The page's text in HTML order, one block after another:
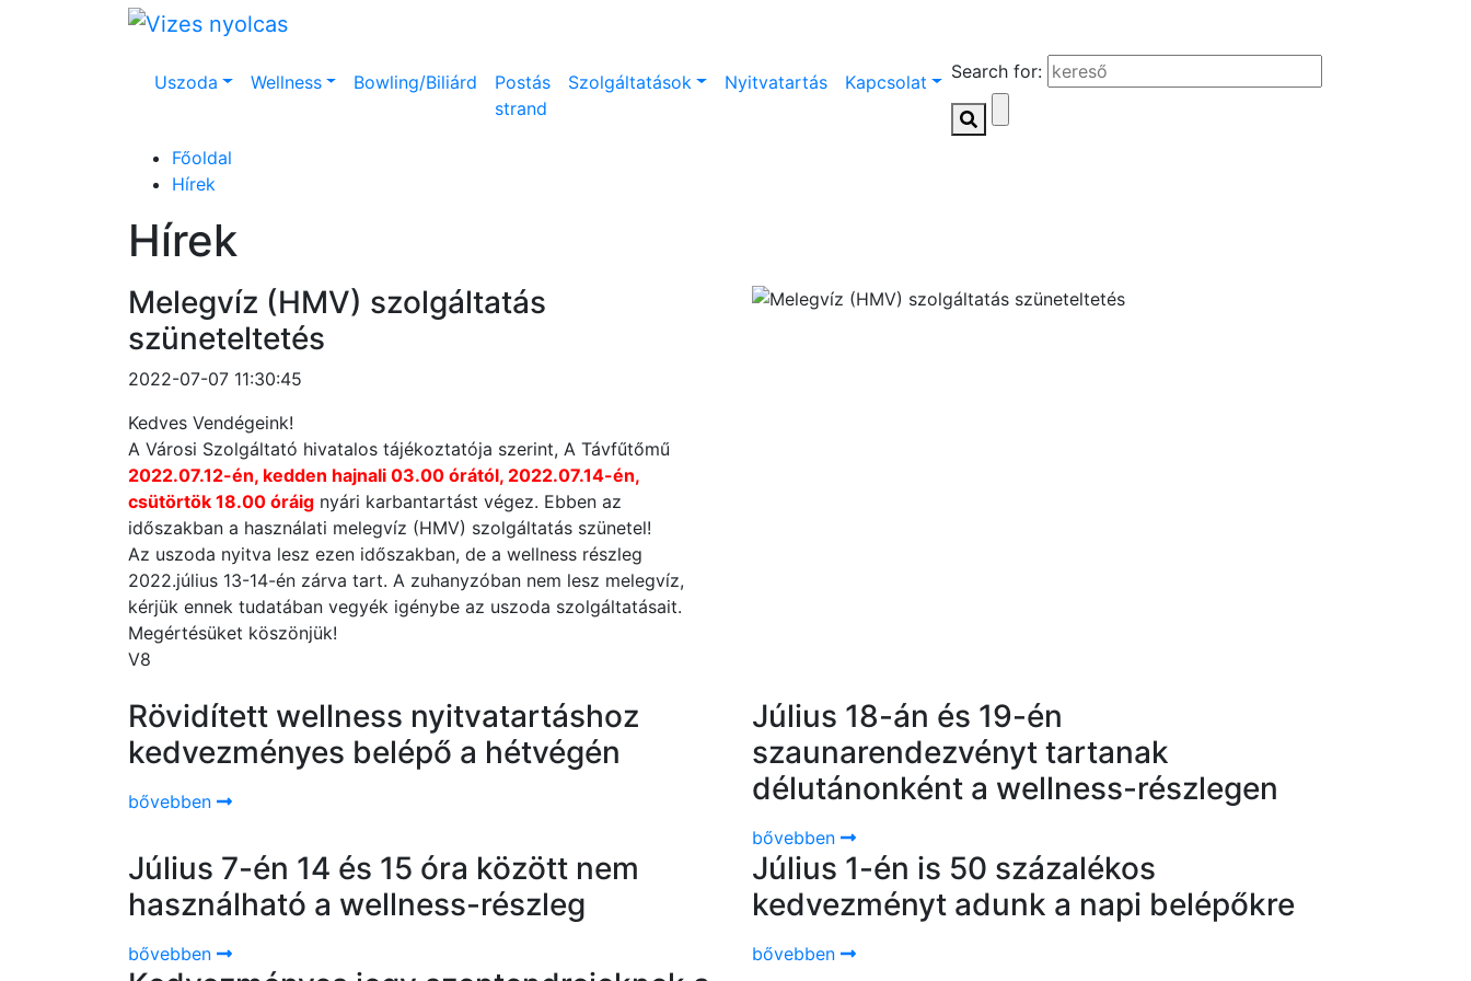
Uszoda Wellness Bowling/Biliárd
Postás
strand
Szolgáltatások Nyitvatartás Kapcsolat Search for:
Főoldal
Hírek
Hírek
Melegvíz (HMV) szolgáltatás
szüneteltetés
2022-07-07 11:30:45
Kedves Vendégeink!
A Városi Szolgáltató hivatalos tájékoztatója szerint, A Távfűtőmű
2022.07.12-én, kedden hajnali 03.00 órától, 2022.07.14-én,
csütörtök 18.00 óráig nyári karbantartást végez. Ebben az
időszakban a használati melegvíz (HMV) szolgáltatás szünetel!
Az uszoda nyitva lesz ezen időszakban, de a wellness részleg
2022.július 13-14-én zárva tart. A zuhanyzóban nem lesz melegvíz,
kérjük ennek tudatában vegyék igénybe az uszoda szolgáltatásait.
Megértésüket köszönjük!
V8
Rövidített wellness nyitvatartáshoz
kedvezményes belépő a hétvégén
bővebben
Július 18-án és 19-én
szaunarendezvényt tartanak
délutánonként a wellness-részlegen
bővebben
Július 7-én 14 és 15 óra között nem
használható a wellness-részleg
bővebben
Július 1-én is 50 százalékos
kedvezményt adunk a napi belépőkre
bővebben